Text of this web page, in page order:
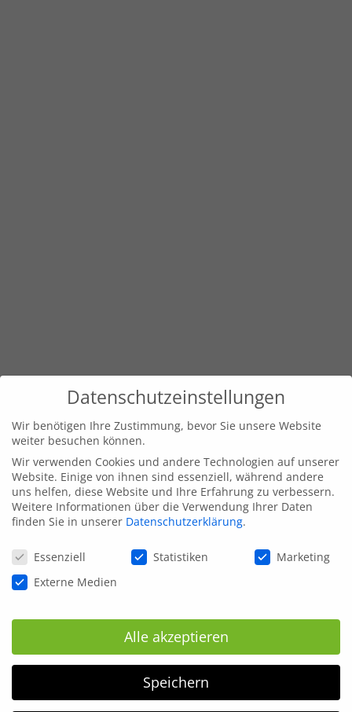
Datenschutzeinstellungen
Wir benötigen Ihre Zustimmung, bevor Sie unsere Website
weiter besuchen können.
Wir verwenden Cookies und andere Technologien auf unserer
Website. Einige von ihnen sind essenziell, während andere
uns helfen, diese Website und Ihre Erfahrung zu verbessern.
Weitere Informationen über die Verwendung Ihrer Daten
finden Sie in unserer Datenschutzerklärung.
Datenschutzeinstellungen
Essenziell Statistiken
Marketing
Externe Medien
Alle akzeptieren
Speichern